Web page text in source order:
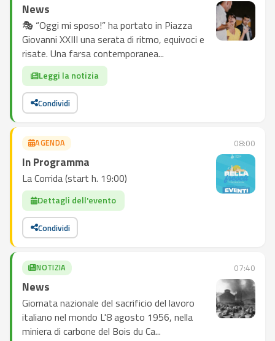
News
🎭 “Oggi mi sposo!” ha portato in Piazza
Giovanni XXIII una serata di ritmo, equivoci e
risate. Una farsa contemporanea...
Leggi la notizia
Condividi
AGENDA 08:00
In Programma
La Corrida (start h. 19:00)
Dettagli dell'evento
Condividi
NOTIZIA 07:40
News
Giornata nazionale del sacrificio del lavoro
italiano nel mondo L'8 agosto 1956, nella
miniera di carbone del Bois du Ca...